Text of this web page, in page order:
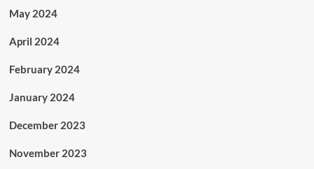
May 2024
April 2024
February 2024
January 2024
December 2023
November 2023